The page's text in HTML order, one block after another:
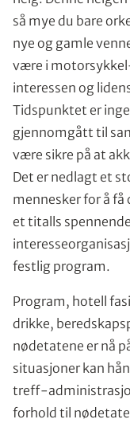
så mye du bare
nye og gamle
være i
interessen og
Tidspunktet er
gjennomgått til
være sikre på at
Det er nedlagt et
mennesker for å
et titalls
festlig program.
Program, hotell
drikke,
nødetatene er nå
situasjoner kan
treff-
forhold til